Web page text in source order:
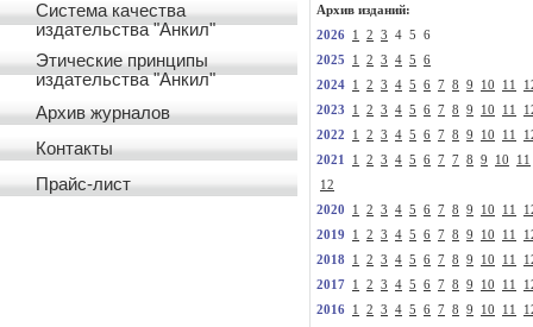
Система качества
издательства "Анкил"
Этические принципы
издательства "Анкил"
Архив журналов
Контакты
Прайс-лист
Архив изданий:
2026
1 2 3 4 5 6
2025
1 2 3 4 5
6
2024
1 2 3 4 5 6 7 8 9 10 11
2023
1 2 3 4 5 6 7 8 9 10 11
2022
1 2 3 4 5 6 7 8 9 10 11
2021
1 2 3 4 5 6 7 7 8 9 10
11
12
2020
1 2 3 4 5 6 7 8 9 10 11
2019
1 2 3 4 5 6 7 8 9 10 11
2018
1 2 3 4 5 6 7 8 9 10 11
2017
1 2 3 4 5 6 7 8 9 10 11
2016
1 2 3 4 5 6 7 8 9 10 11